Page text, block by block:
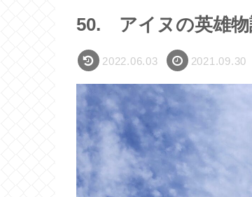
50. アイヌの英雄
2022.06.03 2021.09.30